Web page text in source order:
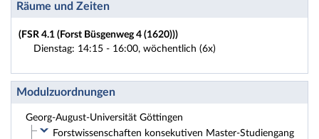
Räume und Zeiten
(FSR 4.1 (Forst Büsgenweg 4 (1620)))
Dienstag: 14:15 - 16:00, wöchentlich (6x)
Modulzuordnungen
Georg-August-Universität Göttingen
Forstwissenschaften konsekutiven Master-Studiengang